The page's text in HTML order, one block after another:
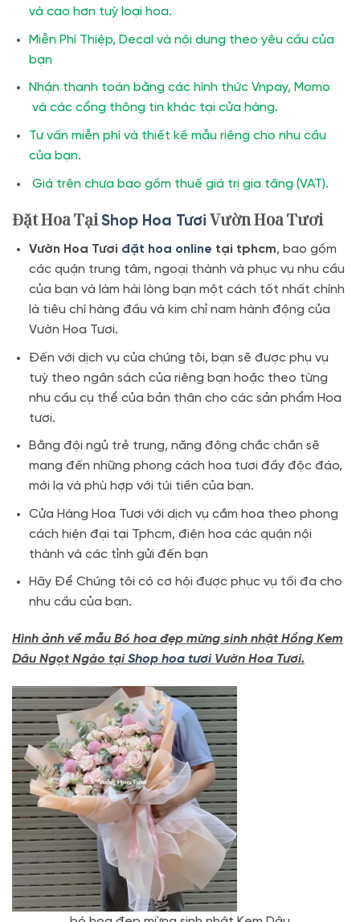
và cao hơn tuỳ loại hoa.
Miễn Phí Thiệp, Decal và nội dung theo yêu cầu của
bạn
Nhận thanh toán bằng các hình thức Vnpay, Momo
và các cổng thông tin khác tại cửa hàng.
Tư vấn miễn phí và thiết kế mẫu riêng cho nhu cầu
của bạn.
Giá trên chưa bao gồm thuế giá trị gia tăng (VAT).
Đặt Hoa TạiShop Hoa Tươi Vườn Hoa Tươi
Vườn Hoa Tươi đặt hoa online tại tphcm, bao gồm
các quận trung tâm, ngoại thành và phục vụ nhu cầu
của bạn và làm hài lòng bạn một cách tốt nhất chính
là tiêu chí hàng đầu và kim chỉ nam hành động của
Vườn Hoa Tươi.
Đến với dịch vụ của chúng tôi, bạn sẽ được phụ vụ
tuỳ theo ngân sách của riêng bạn hoặc theo từng
nhu cầu cụ thể của bản thân cho các sản phẩm Hoa
tươi.
Bằng đội ngủ trẻ trung, năng động chắc chắn sẽ
mang đến những phong cách hoa tươi đầy độc đáo,
mới lạ và phù hợp với túi tiền của bạn.
Cửa Hàng Hoa Tươi với dịch vụ cắm hoa theo phong
cách hiện đại tại Tphcm, điện hoa các quận nội
thành và các tỉnh gửi đến bạn
Hãy Để Chúng tôi có cơ hội được phục vụ tối đa cho
nhu cầu của bạn.
Hình ảnh về mẫu Bó hoa đẹp mừng sinh nhật Hồng Kem
Dâu Ngọt Ngào tạiShop hoa tươiVườn Hoa Tươi.